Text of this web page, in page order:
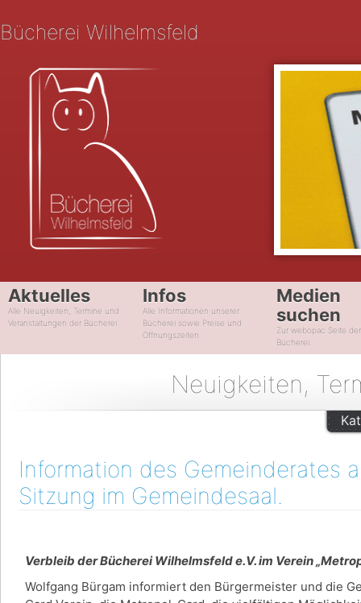
Bücherei Wilhelmsfeld
Aktuelles
Alle Neuigkeiten, Termine und
Veranstaltungen der Bücherei
Infos
Alle Informationen unserer
Bücherei sowie Preise und
Öffnungszeiten
Medien
suchen
Zur webopac Seite der
Bücherei.
Neuigkeiten,
Information des Gemeinderates
Sitzung im Gemeindesaal.
Verbleib der Bücherei Wilhelmsfeld e.V. im Verein
Wolfgang Bürgam informiert den Bürgermeister und die